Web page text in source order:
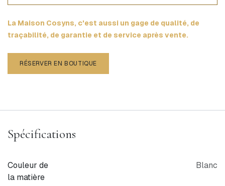
La Maison Cosyns, c'est aussi un gage de qualité, de
traçabilité, de garantie et de service après vente.
RÉSERVER EN BOUTIQUE
Spécifications
Couleur de
la matière
Blanc